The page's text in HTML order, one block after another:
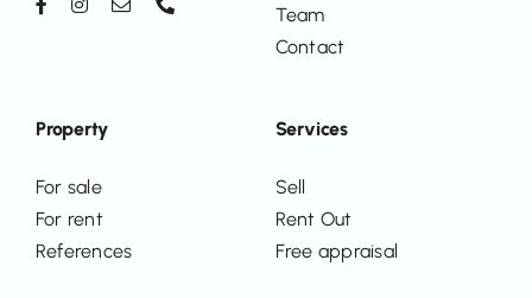
Services
Sell
Rent Out
Free appraisal
Property
For sale
For rent
References
Team
Contact